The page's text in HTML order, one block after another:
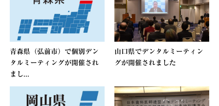
青森県（弘前市）で個別デン
タルミーティングが開催され
まし...
山口県でデンタルミーティン
グが開催されました